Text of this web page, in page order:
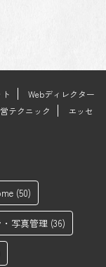
Webディレクター
テクニック
エッセ
(50)
・写真管理 (36)